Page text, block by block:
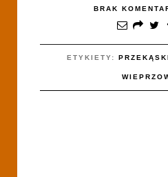
BRAK
ETYKIETY: